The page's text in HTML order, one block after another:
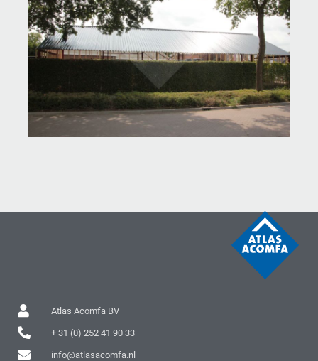
Atlas Acomfa BV
+ 31 (0) 252 41 90 33
info@atlasacomfa.nl